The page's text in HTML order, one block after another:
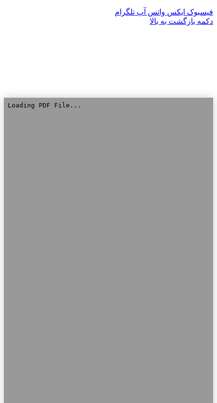
فیسبوک ایکس واتس آپ تلگرام
دکمه بازگشت به بالا